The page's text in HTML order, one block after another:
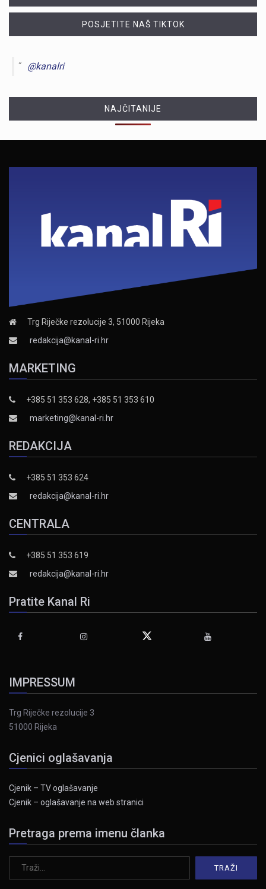
POSJETITE NAŠ TIKTOK
@kanalri
NAJČITANIJE
Trg Riječke rezolucije 3, 51000 Rijeka
redakcija@kanal-ri.hr
MARKETING
+385 51 353 628, +385 51 353 610
marketing@kanal-ri.hr
REDAKCIJA
+385 51 353 624
redakcija@kanal-ri.hr
CENTRALA
+385 51 353 619
redakcija@kanal-ri.hr
Pratite Kanal Ri
IMPRESSUM
Trg Riječke rezolucije 3
51000 Rijeka
Cjenici oglašavanja
Cjenik – TV oglašavanje
Cjenik – oglašavanje na web stranici
Pretraga prema imenu članka